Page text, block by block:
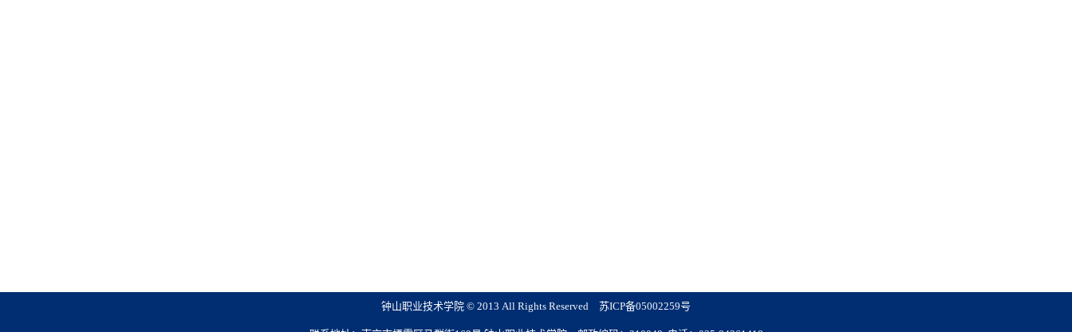
钟山职业技术学院 © 2013 All Rights Reserved 苏ICP备05002259号